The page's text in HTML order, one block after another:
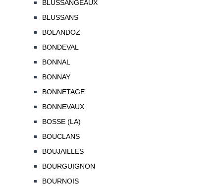
BLUSSANGEAUX
BLUSSANS
BOLANDOZ
BONDEVAL
BONNAL
BONNAY
BONNETAGE
BONNEVAUX
BOSSE (LA)
BOUCLANS
BOUJAILLES
BOURGUIGNON
BOURNOIS